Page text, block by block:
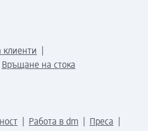
клиенти
Връщане на стока
Работа в dm
Преса